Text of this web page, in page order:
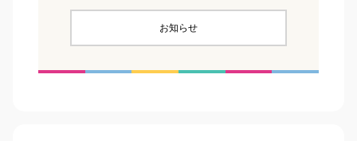
お知らせ